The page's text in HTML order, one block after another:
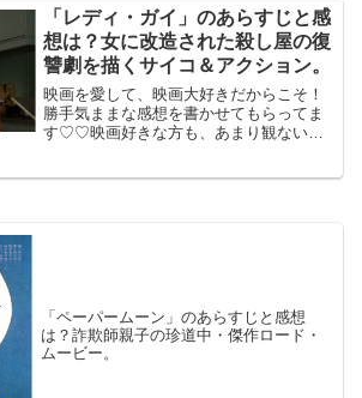
&lt;img hei...
「レディ・ガイ」のあらすじと感
想は？女に改造された殺し屋の復
讐劇を描くサイコ＆アクション。
映画を愛して、映画大好きだからこそ！
勝手気ままな感想を書かせてもらってま
す♡♡映画好きな方も、あまり観ない方
「ペーパームーン」のあらすじと感想
は？詐欺師親子の珍道中・傑作ロード・
ムービー。